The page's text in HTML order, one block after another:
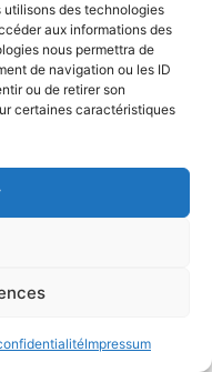
utilisons des technologies
aux informations des
nous permettra de
de navigation ou les ID
ou de retirer son
certaines caractéristiques
Impressum